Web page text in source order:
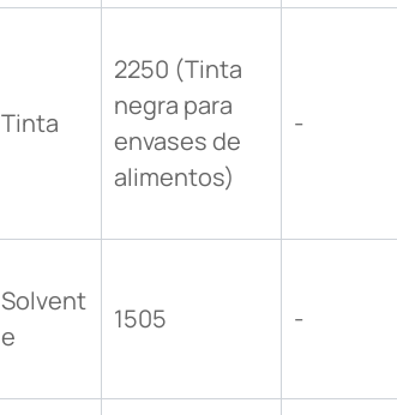
Tinta
2250 (Tinta
negra para
envases de
alimentos)
-
Solvent
e
1505 -